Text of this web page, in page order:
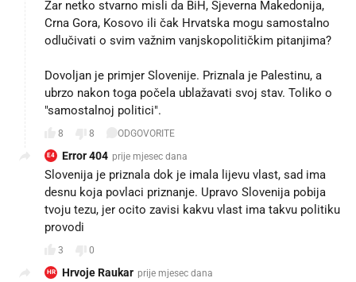
Zar netko stvarno misli da BiH, Sjeverna Makedonija,
Crna Gora, Kosovo ili čak Hrvatska mogu samostalno
odlučivati o svim važnim vanjskopolitičkim pitanjima?
Dovoljan je primjer Slovenije. Priznala je Palestinu, a
ubrzo nakon toga počela ublažavati svoj stav. Toliko o
"samostalnoj politici". 🙂
8 8 ODGOVORITE
E4 Error 404 prije mjesec dana
Slovenija je priznala dok je imala lijevu vlast, sad ima
desnu koja povlaci priznanje. Upravo Slovenija pobija
tvoju tezu, jer ocito zavisi kakvu vlast ima takvu politiku
provodi
3 0
HR Hrvoje Raukar prije mjesec dana